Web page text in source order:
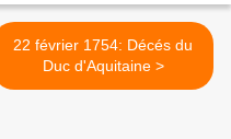
22 février 1754: Décés du
Duc d'Aquitaine >